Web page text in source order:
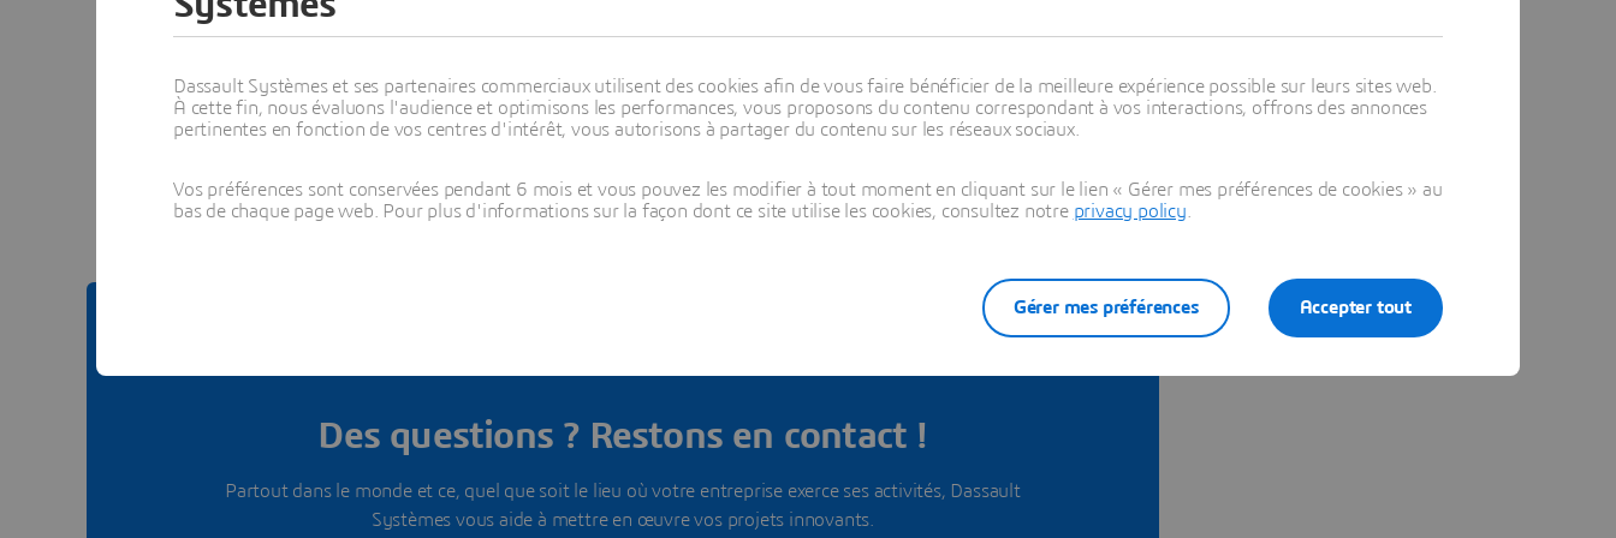
Voir tous nos bureaux dans ce pays
Des questions ? Restons en contact !
Partout dans le monde et ce, quel que soit le lieu où votre entreprise exerce ses activités, Dassault
Systèmes vous aide à mettre en œuvre vos projets innovants.
Dassault Systèmes et ses partenaires commerciaux utilisent des cookies afin de vous faire bénéficier de la meilleure expérience possible sur leurs sites web.
À cette fin, nous évaluons l'audience et optimisons les performances, vous proposons du contenu correspondant à vos interactions, offrons des annonces
pertinentes en fonction de vos centres d'intérêt, vous autorisons à partager du contenu sur les réseaux sociaux.
Vos préférences sont conservées pendant 6 mois et vous pouvez les modifier à tout moment en cliquant sur le lien « Gérer mes préférences de cookies » au
bas de chaque page web. Pour plus d'informations sur la façon dont ce site utilise les cookies, consultez notre privacy policy
Accepter tout
Gérer mes préférences